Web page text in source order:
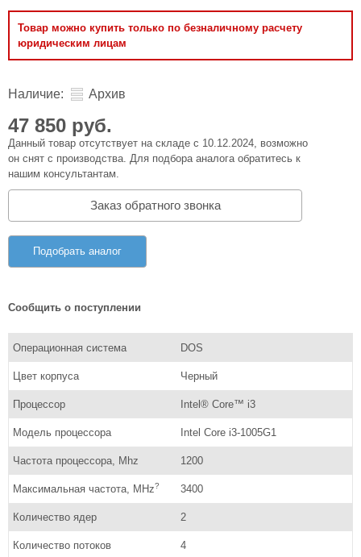
Товар можно купить только по безналичному расчету
юридическим лицам
Наличие: Архив
47 850 руб.
Данный товар отсутствует на складе с 10.12.2024, возможно
он снят с производства. Для подбора аналога обратитесь к
нашим консультантам.
Заказ обратного звонка
Подобрать аналог
Сообщить о поступлении
Операционная система DOS
Цвет корпуса Черный
Процессор Intel® Core™ i3
Модель процессора Intel Core i3-1005G1
Частота процессора, Mhz 1200
Максимальная частота, MHz? 3400
Количество ядер 2
Количество потоков 4